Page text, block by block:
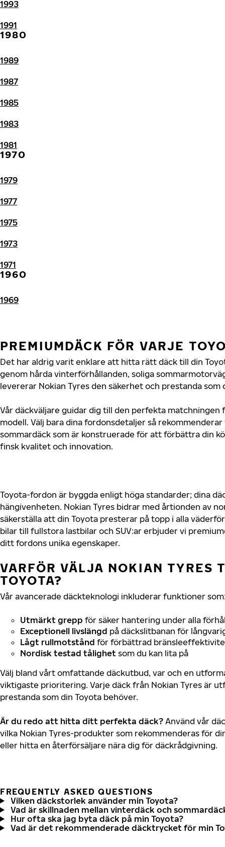
1993
1991
1980
1989
1987
1985
1983
1981
1970
1979
1977
1975
1973
1971
1960
1969
PREMIUMDÄCK FÖR VARJE
Det har aldrig varit enklare att hitta rätt däck till din
genom hårda vinterförhållanden, soliga
levererar Nokian Tyres den säkerhet och prestanda som
Vår däckväljare guidar dig till den perfekta matchningen
modell. Välj bara dina fordonsdetaljer så
sommardäck som är konstruerade för att förbättra din
finsk kvalitet och innovation.
Toyota-fordon är byggda enligt höga standarder; dina
hängivenheten. Nokian Tyres bidrar med årtionden av
säkerställa att din Toyota presterar på topp i alla
bilar till fullstora lastbilar och SUV:ar erbjuder vi
ditt fordons unika egenskaper.
VARFÖR VÄLJA NOKIAN TYRES
TOYOTA?
Vår avancerade däckteknologi inkluderar funktioner
Utmärkt grepp för säker hantering under alla
Exceptionell livslängd på däckslitbanan för
Lågt rullmotstånd för förbättrad
Nordisk testad tålighet som du kan lita på
Välj bland vårt omfattande däckutbud, var och en
viktigaste prioritering. Varje däck från Nokian Tyres är
prestanda som din Toyota behöver.
Är du redo att hitta ditt perfekta däck? Använd vår
vilka Nokian Tyres-produkter som rekommenderas för
eller hitta en återförsäljare nära dig för däckrådgivning.
FREQUENTLY ASKED QUESTIONS
Vilken däckstorlek använder min Toyota?
Vad är skillnaden mellan vinterdäck och
Hur ofta ska jag byta däck på min Toyota?
Vad är det rekommenderade däcktrycket för min